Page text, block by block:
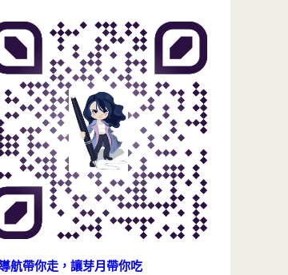
航帶你走，讓芽月帶你吃